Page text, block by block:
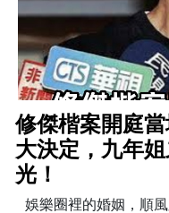
修傑楷案開庭
大決定，九年
光！
娛樂圈裡的婚姻，順